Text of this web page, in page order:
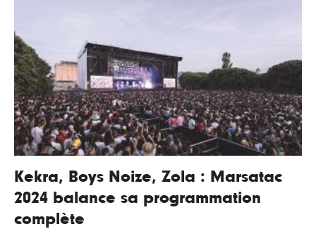
Kekra, Boys Noize, Zola : Marsatac
2024 balance sa programmation
complète